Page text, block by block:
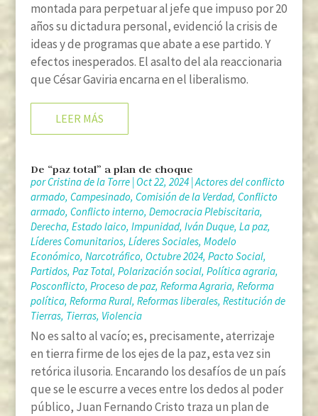
montada para perpetuar al jefe que impuso por 20
años su dictadura personal, evidenció la crisis de
ideas y de programas que abate a ese partido. Y
efectos inesperados. El asalto del ala reaccionaria
que César Gaviria encarna en el liberalismo.
LEER MÁS
De “paz total” a plan de choque
porCristina de la Torre| Oct 22, 2024|Actores del conflicto
armado, Campesinado, Comisión de la Verdad, Conflicto
armado, Conflicto interno, Democracia Plebiscitaria,
Derecha, Estado laico, Impunidad, Iván Duque, La paz,
Líderes Comunitarios, Líderes Sociales, Modelo
Económico, Narcotráfico, Octubre 2024, Pacto Social,
Partidos, Paz Total, Polarización social, Política agraria,
Posconflicto, Proceso de paz, Reforma Agraria, Reforma
política, Reforma Rural, Reformas liberales, Restitución de
Tierras, Tierras, Violencia
No es salto al vacío; es, precisamente, aterrizaje
en tierra firme de los ejes de la paz, esta vez sin
retórica ilusoria. Encarando los desafíos de un país
que se le escurre a veces entre los dedos al poder
público, Juan Fernando Cristo traza un plan de